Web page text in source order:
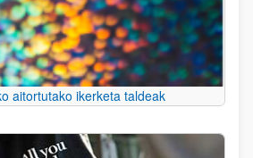
aitortutako ikerketa taldeak